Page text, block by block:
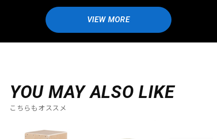
VIEW MORE
YOU MAY ALSO LIKE
こちらもオススメ